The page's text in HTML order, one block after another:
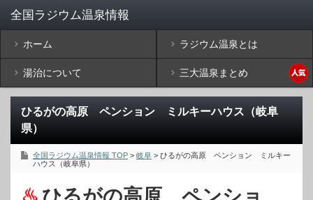
ホーム ラジウム温泉とは
湯治について 三大温泉まとめ
ひるがの高原 ペンション ミルキーハウス（岐阜
県）
全国ラジウム温泉情報 TOP > 岐阜 > ひるがの高原 ペンション ミルキー
ハウス（岐阜県）